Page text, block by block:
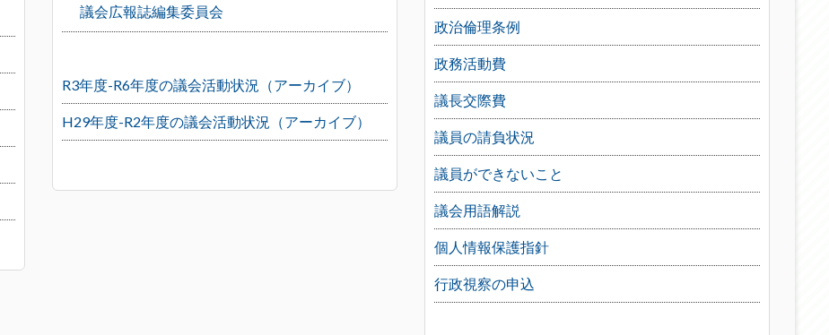
議会広報誌編集委員会
R3年度-R6年度の議会活動状況（アーカイブ）
H29年度-R2年度の議会活動状況（アーカイブ）
政治倫理条例
政務活動費
議長交際費
議員の請負状況
議員ができないこと
議会用語解説
個人情報保護指針
行政視察の申込